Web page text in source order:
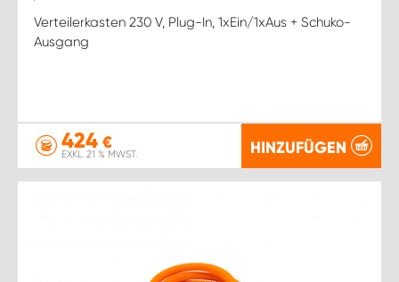
Verteilerkasten 230 V, Plug-In, 1xEin/1xAus + Schuko-
Ausgang
424 €
EXKL. 21 % MWST. HINZUFÜGEN